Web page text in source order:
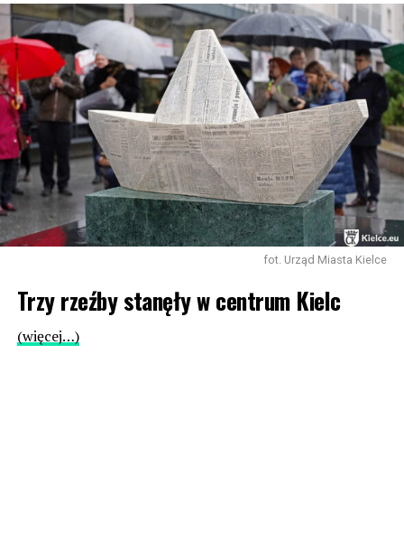
fot. Urząd Miasta Kielce
Trzy rzeźby stanęły w centrum Kielc
(więcej…)